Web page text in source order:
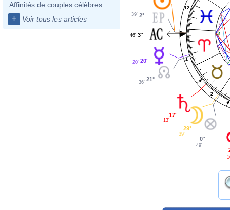
Affinités de couples célèbres
+ Voir tous les articles
1
2
12
2°
39'
3°
46'
20°
20'
21°
36'
17°
13'
29°
39'
0°
49'